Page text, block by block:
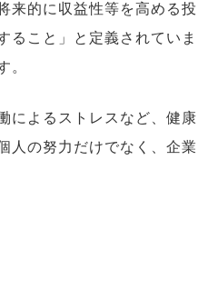
来的に収益性等を高める投
ること」と定義されていま
。
によるストレスなど、健康
人の努力だけでなく、企業